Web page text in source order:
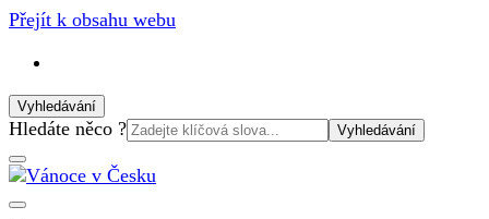
Přejít k obsahu webu
Vyhledávání
Vyhledat:
Hledáte něco ?